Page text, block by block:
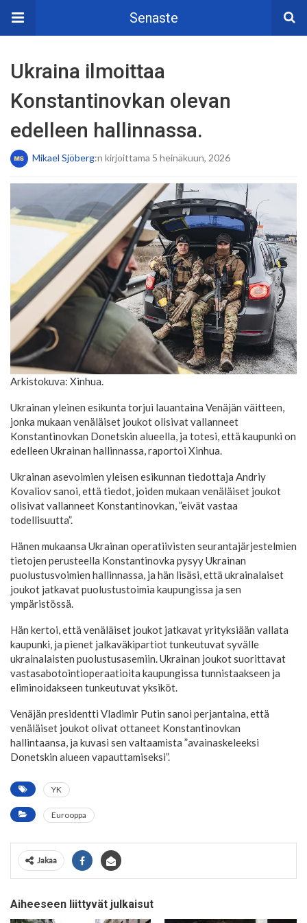
Senaste
Ukraina ilmoittaa
Konstantinovkan olevan
edelleen hallinnassa.
Mikael Sjöberg:n kirjoittama 5 heinäkuun, 2026
Arkistokuva: Xinhua.
Ukrainan yleinen esikunta torjui lauantaina Venäjän väitteen,
jonka mukaan venäläiset joukot olisivat vallanneet
Konstantinovkan Donetskin alueella, ja totesi, että kaupunki on
edelleen Ukrainan hallinnassa, raportoi Xinhua.
Ukrainan asevoimien yleisen esikunnan tiedottaja Andriy
Kovaliov sanoi, että tiedot, joiden mukaan venäläiset joukot
olisivat vallanneet Konstantinovkan, ”eivät vastaa
todellisuutta”.
Hänen mukaansa Ukrainan operatiivisten seurantajärjestelmien
tietojen perusteella Konstantinovka pysyy Ukrainan
puolustusvoimien hallinnassa, ja hän lisäsi, että ukrainalaiset
joukot jatkavat puolustustoimia kaupungissa ja sen
ympäristössä.
Hän kertoi, että venäläiset joukot jatkavat yrityksiään vallata
kaupunki, ja pienet jalkaväkipartiot tunkeutuvat syvälle
ukrainalaisten puolustusasemiin. Ukrainan joukot suorittavat
vastasabotointioperaatioita kaupungissa tunnistaakseen ja
eliminoidakseen tunkeutuvat yksiköt.
Venäjän presidentti Vladimir Putin sanoi perjantaina, että
venäläiset joukot olivat ottaneet Konstantinovkan
hallintaansa, ja kuvasi sen valtaamista ”avainaskeleeksi
Donetskin alueen vapauttamiseksi”.
YK
Eurooppa
Jakaa
Aiheeseen liittyvät julkaisut